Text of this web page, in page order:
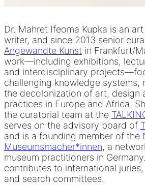
Dr. Mahret Ifeoma Kupka is an
writer, and since 2013 senior
Angewandte Kunst in Frankfurt/
work—including exhibitions,
and interdisciplinary
challenging knowledge systems,
the decolonization of art, design
practices in Europe and Africa.
the curatorial team at the
serves on the advisory board of
and is a founding member of the
Museumsmacher*innen, a
museum practitioners in
contributes to international
and search committees.